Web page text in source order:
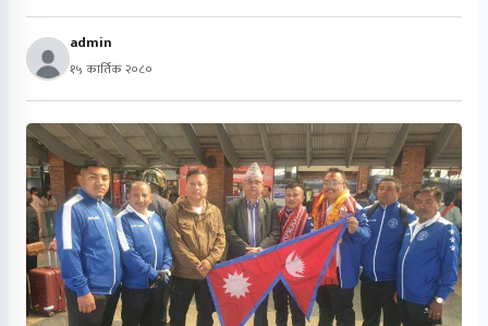
admin
१५ कार्तिक २०८०